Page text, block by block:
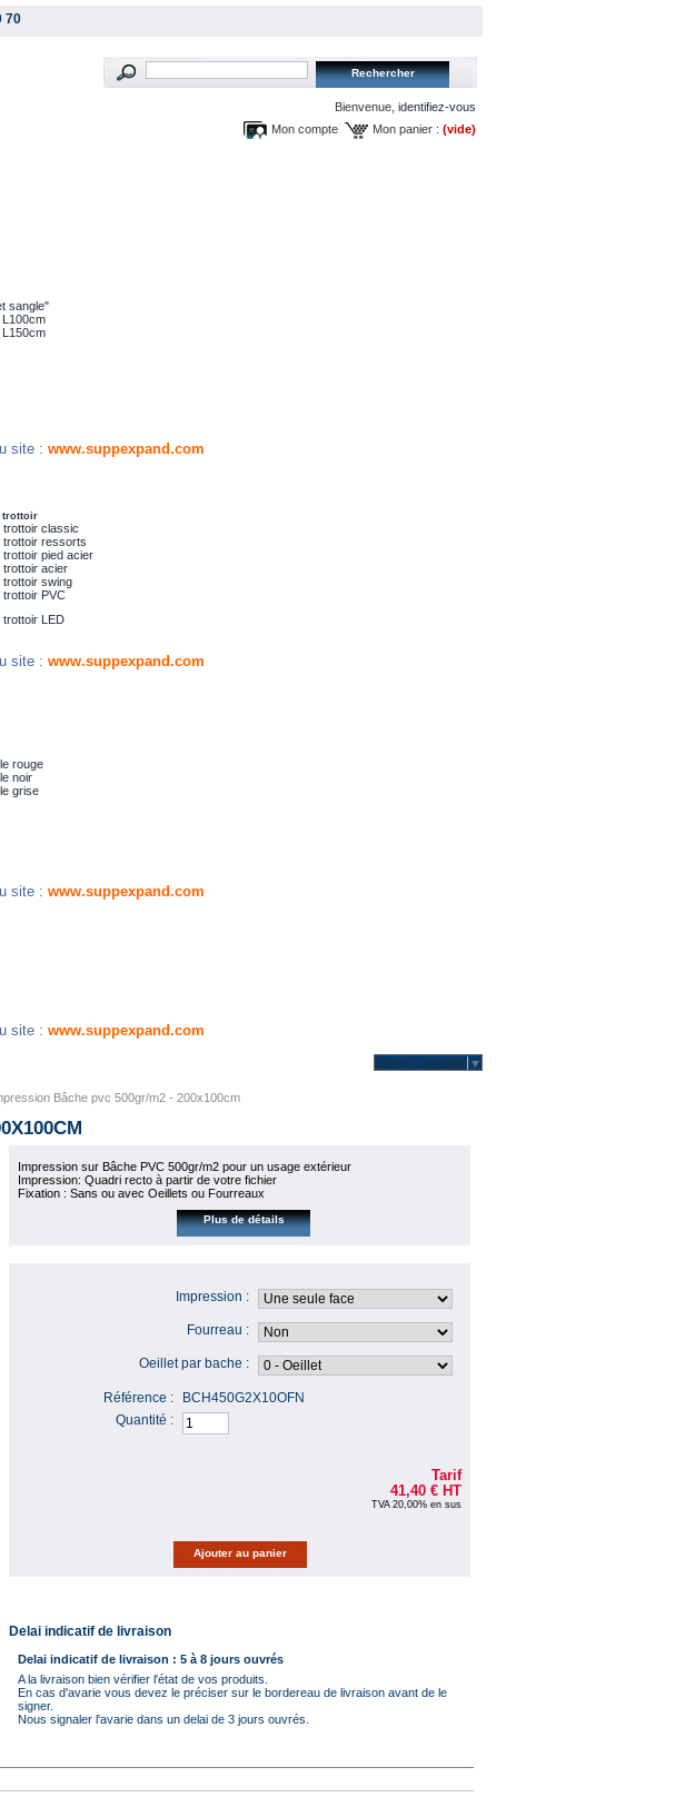
70
Bienvenue, identifiez-vous
Mon panier : (vide)
Mon compte
sangle"
site : www.suppexpand.com
trottoir
trottoir classic
trottoir ressorts
trottoir pied acier
trottoir acier
trottoir swing
trottoir PVC
trottoir LED
site : www.suppexpand.com
rouge
noir
grise
site : www.suppexpand.com
site : www.suppexpand.com
Select Language ▼
Bâche pvc 500gr/m2 - 200x100cm
Impression sur Bâche PVC 500gr/m2 pour un usage extérieur
Impression: Quadri recto à partir de votre fichier
Fixation : Sans ou avec Oeillets ou Fourreaux
Plus de détails
Impression :
Fourreau :
Oeillet par bache :
Référence :
BCH450G2X10OFN
Quantité :
Tarif
41,40 €HT
TVA 20,00% en sus
Delai indicatif de livraison
Delai indicatif de livraison : 5 à 8 jours ouvrés
A la livraison bien vérifier l'état de vos produits.
En cas d'avarie vous devez le préciser sur le bordereau de livraison avant de le
signer.
Nous signaler l'avarie dans un delai de 3 jours ouvrés.